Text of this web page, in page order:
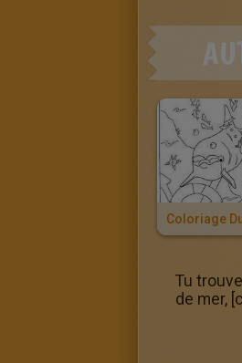
Tu
de mer,